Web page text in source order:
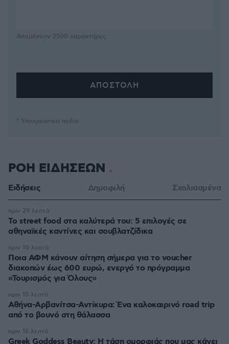
Απομένουν 2500 χαρακτήρες
* Υποχρεωτικά πεδία
ΡΟΗ ΕΙΔΗΣΕΩΝ
Ειδήσεις Δημοφιλή Σχολιασμένα
Το street food στα καλύτερά του: 5 επιλογές σε
αθηναϊκές καντίνες και σουβλατζίδικα
πριν 29 λεπτά
Ποια ΑΦΜ κάνουν αίτηση σήμερα για το voucher
διακοπών έως 600 ευρώ, ενεργό το πρόγραμμα
«Τουρισμός για Όλους»
πριν 10 λεπτά
Αθήνα-Αρβανίτσα-Αντίκυρα: Ένα καλοκαιρινό road trip
από το βουνό στη θάλασσα
πριν 15 λεπτά
Greek Goddess Beauty: Η τάση ομορφιάς που μας κάνει
πριν 16 λεπτά